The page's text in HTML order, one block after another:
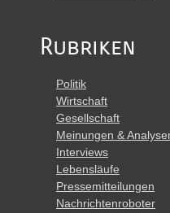
Rubriken
Politik
Wirtschaft
Gesellschaft
Meinungen &
Interviews
Lebensläufe
Pressemitteilungen
Nachrichtenroboter